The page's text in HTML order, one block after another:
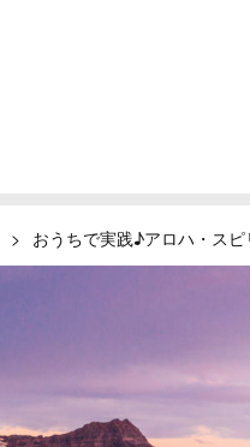
> おうちで実践♪アロハ・ス